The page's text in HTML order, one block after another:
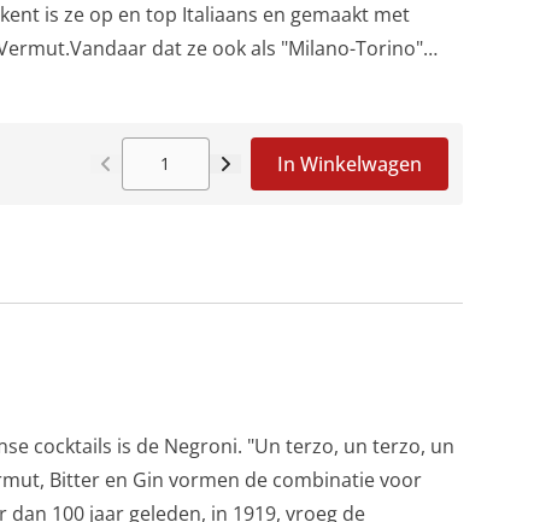
is ze op en top Italiaans en gemaakt met
dat ze ook als "Milano-Torino"
ingrediënten: een bittere likeur uit
uit Turijn.De Americano kan je beschouwen als
cocktail.In deze set zitten de handgemaakte en
Fred Jerbis voor een heerlijke Americano.
In Winkelwagen
cocktails is de Negroni. "Un terzo, un terzo, un
Bitter en Gin vormen de combinatie voor
dan 100 jaar geleden, in 1919, vroeg de